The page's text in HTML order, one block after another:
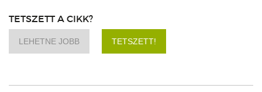
TETSZETT A CIKK?
LEHETNE JOBB TETSZETT!